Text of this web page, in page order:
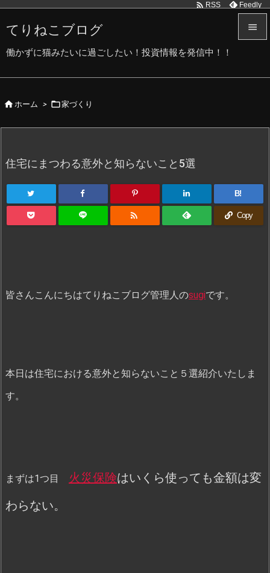
てりねこブログ
働かずに猫みたいに過ごしたい！投資情報を発信中！！

前へ
 RSS Feedly
ホーム > 家づくり
住宅にまつわる意外と知らないこと5選
B!
 Copy
皆さんこんにちはてりねこブログ管理人のsugiです。
本日は住宅における意外と知らないこと５選紹介いたしま
す。
まずは1つ目 火災保険はいくら使っても金額は変
わらない。